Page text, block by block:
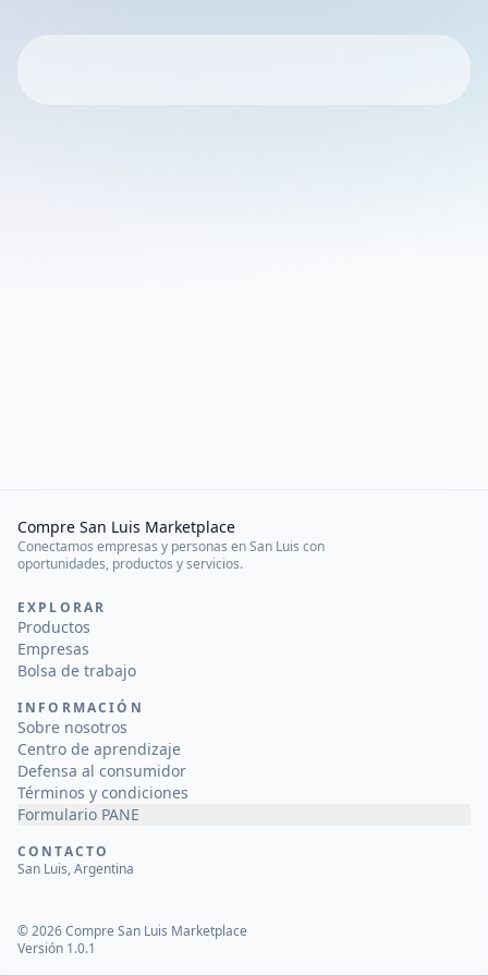
Compre San Luis Marketplace
Conectamos empresas y personas en San Luis con
oportunidades, productos y servicios.
EXPLORAR
Productos
Empresas
Bolsa de trabajo
INFORMACIÓN
Sobre nosotros
Centro de aprendizaje
Defensa al consumidor
Términos y condiciones
Formulario PANE
CONTACTO
San Luis, Argentina
©2026Compre San Luis Marketplace
Versión 1.0.1